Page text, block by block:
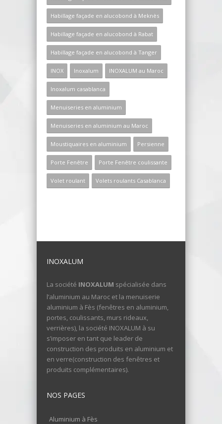
Habillage façade en alucobond à Meknès
Habillage façade en alucobond à Rabat
Habillage façade en alucobond à Tanger
INOX Inoxalum INOXALUM au Maroc
Inoxalum casablanca
Menuiseries en aluminium
Menuiseries en aluminium au Maroc
Moustiquaires en aluminium Persienne
Porte Fenêtre Porte Fenêtre coulissante
Volet roulant Volets roulants Casablanca
INOXALUM
La société INOXALUM spécialisée dans
l’aluminium au Maroc et la menuiserie
aluminium à Fès (fenêtres en aluminium,
portes, coulissants, murs rideaux,
verrières), la société INOXALUM à su
s’imposer en tant que leader de
construction des produits en aluminium et
en verre(construction des fenêtres et
produits complémentaires).
NOS PAGES
Aluminium à Fès